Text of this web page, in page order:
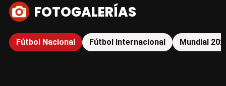
FOTOGALERÍAS
Fútbol Nacional Fútbol Internacional Mundial